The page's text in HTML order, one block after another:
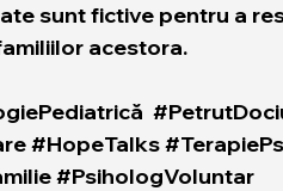
sunt fictive pentru a
acestora.
#HopeTalks
#PsihologVoluntar